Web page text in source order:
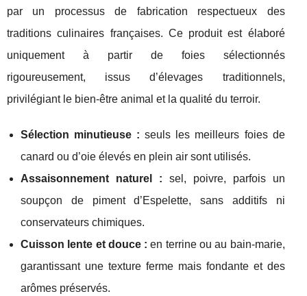
par un processus de fabrication respectueux des
traditions culinaires françaises. Ce produit est élaboré
uniquement à partir de foies sélectionnés
rigoureusement, issus d’élevages traditionnels,
privilégiant le bien-être animal et la qualité du terroir.
Sélection minutieuse : seuls les meilleurs foies de
canard ou d’oie élevés en plein air sont utilisés.
Assaisonnement naturel : sel, poivre, parfois un
soupçon de piment d’Espelette, sans additifs ni
conservateurs chimiques.
Cuisson lente et douce : en terrine ou au bain-marie,
garantissant une texture ferme mais fondante et des
arômes préservés.